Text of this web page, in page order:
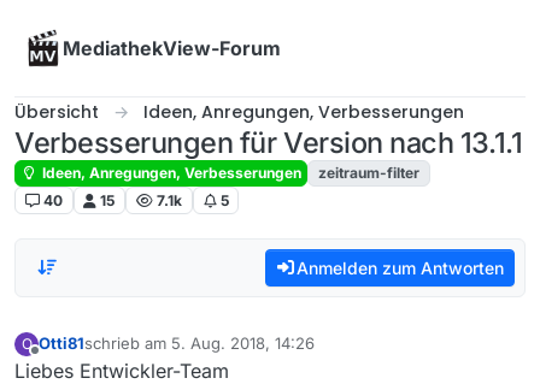
MediathekView-Forum
Übersicht Ideen, Anregungen, Verbesserungen
Verbesserungen für Version nach 13.1.1
Ideen, Anregungen, Verbesserungen
zeitraum-filter
40
15 7.1k 5
Anmelden zum Antworten
O
Offline
Otti81schrieb am 5. Aug. 2018, 14:26
zuletzt editiert von
Liebes Entwickler-Team